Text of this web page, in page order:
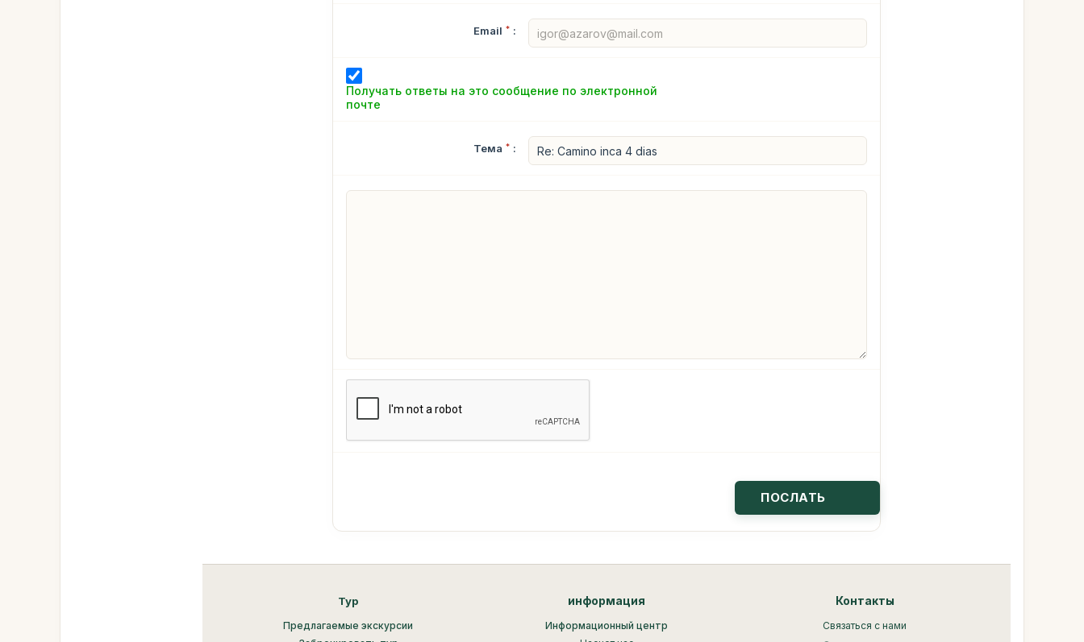
Email * :
Получать ответы на это сообщение по электронной
почте
Тема * :
Тур
Предлагаемые экскурсии
информация
Информационный центр
Контакты
Связаться с нами